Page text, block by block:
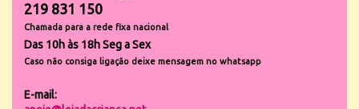
219 831 150
Chamada para a rede fixa nacional
Das 10h às 18h Seg a Sex
Caso não consiga ligação deixe mensagem no whatsapp
E-mail: